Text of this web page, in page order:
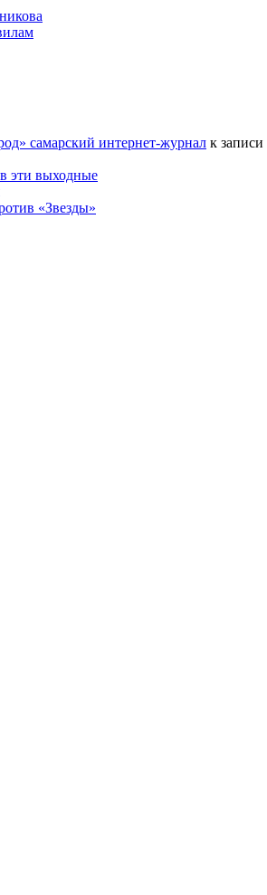
самарский интернет-журнал к записи
эти выходные
«Звезды»